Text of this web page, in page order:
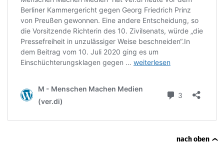
nach oben